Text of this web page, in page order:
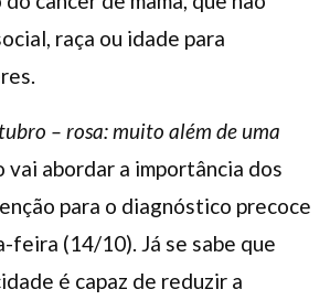
raça ou idade para
– rosa: muito além de uma
vai abordar a importância dos
para o diagnóstico precoce
feira (14/10). Já se sabe que
é capaz de reduzir a